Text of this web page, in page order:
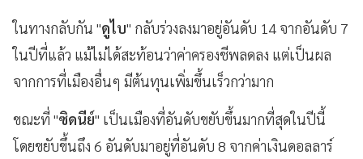
ในทางกลับกัน "ดูไบ" กลับร่วงลงมาอยู่อันดับ 14 จากอันดับ 7
ในปีที่แล้ว แม้ไม่ได้สะท้อนว่าค่าครองชีพลดลง แต่เป็นผล
จากการที่เมืองอื่นๆ มีต้นทุนเพิ่มขึ้นเร็วกว่ามาก
ขณะที่ "ซิดนีย์" เป็นเมืองที่อันดับขยับขึ้นมากที่สุดในปีนี้
โดยขยับขึ้นถึง 6 อันดับมาอยู่ที่อันดับ 8 จากค่าเงินดอลลาร์